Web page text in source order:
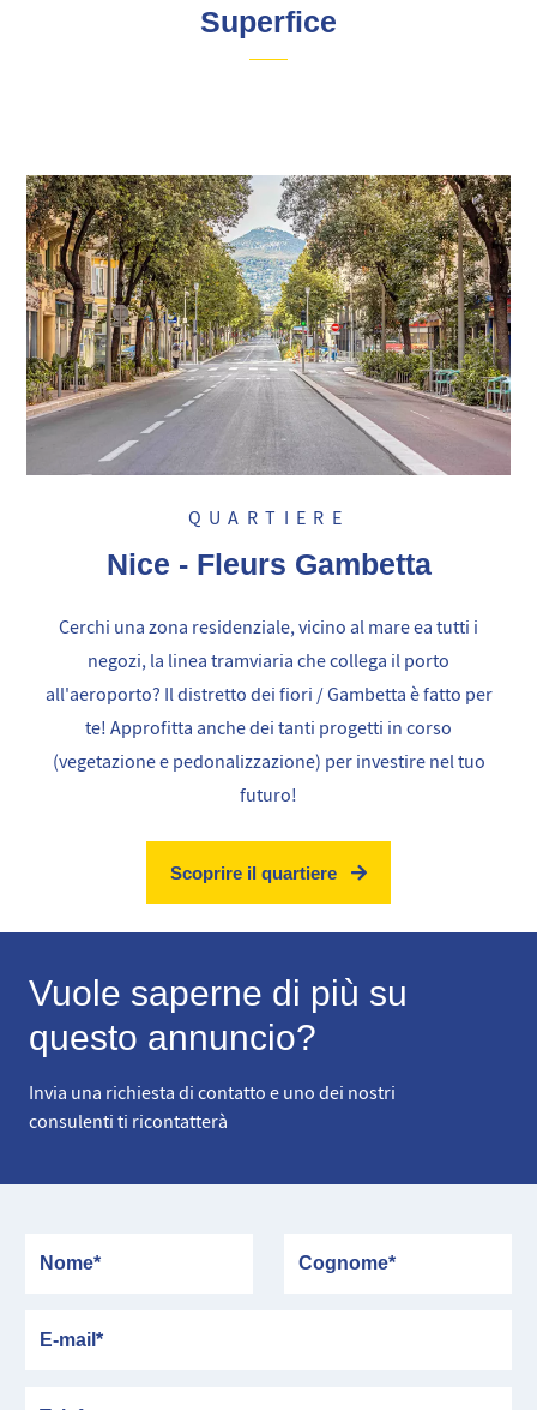
Superfice
QUARTIERE
Nice - Fleurs Gambetta
Cerchi una zona residenziale, vicino al mare ea tutti i
negozi, la linea tramviaria che collega il porto
all'aeroporto? Il distretto dei fiori / Gambetta è fatto per
te! Approfitta anche dei tanti progetti in corso
(vegetazione e pedonalizzazione) per investire nel tuo
futuro!
Scoprire il quartiere
Vuole saperne di più su
questo annuncio?
Invia una richiesta di contatto e uno dei nostri
consulenti ti ricontatterà